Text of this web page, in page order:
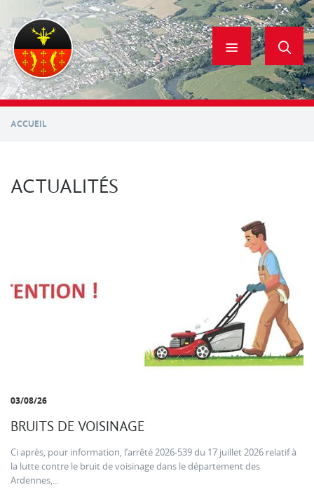
contenu
principal
ACCUEIL
ACTUALITÉS
03/08/26
BRUITS DE VOISINAGE
Ci après, pour information, l’arrêté 2026-539 du 17 juillet 2026 relatif à
la lutte contre le bruit de voisinage dans le département des
Ardennes,...